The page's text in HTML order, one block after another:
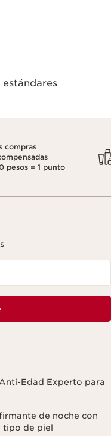
compras
pesos = 1 punto
Edad Experto para
de noche con
tipo de piel